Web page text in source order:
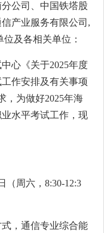
公司、中国铁塔股
产业服务有限公司,
及各相关单位：
心《关于2025年度
作安排及有关事项
，为做好2025年海
水平考试工作，现
（周六，8:30-12:3
，通信专业综合能